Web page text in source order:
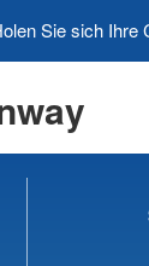
Sie sich Ihre